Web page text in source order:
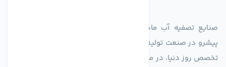
پیشرو در صنعت تولید تجهیزات تصفیه آب، با تکیه بر دانش فنی و
تخصص روز دنیا، در مسیر تأمین آب سالم و پایدار گام برمی‌دارد. ما